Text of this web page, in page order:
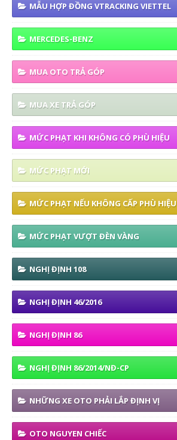
MẪU HỢP ĐỒNG VTRACKING VIETTEL
MERCEDES-BENZ
MUA OTO TRẢ GÓP
MUA XE TRẢ GÓP
MỨC PHẠT KHI KHÔNG CÓ PHÙ HIỆU
MỨC PHẠT MỚI
MỨC PHẠT NẾU KHÔNG CẤP PHÙ HIỆU
MỨC PHẠT VƯỢT ĐÈN VÀNG
NGHỊ ĐỊNH 108
NGHỊ ĐỊNH 46/2016
NGHỊ ĐỊNH 86
NGHỊ ĐỊNH 86/2014/NĐ-CP
NHỮNG XE OTO PHẢI LẮP ĐỊNH VỊ
OTO NGUYEN CHIẾC